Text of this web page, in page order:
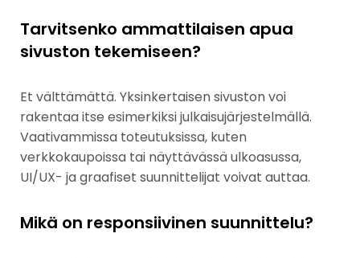
Tarvitsenko ammattilaisen apua
sivuston tekemiseen?
Et välttämättä. Yksinkertaisen sivuston voi
rakentaa itse esimerkiksi julkaisujärjestelmällä.
Vaativammissa toteutuksissa, kuten
verkkokaupoissa tai näyttävässä ulkoasussa,
UI/UX- ja graafiset suunnittelijat voivat auttaa.
Mikä on responsiivinen suunnittelu?